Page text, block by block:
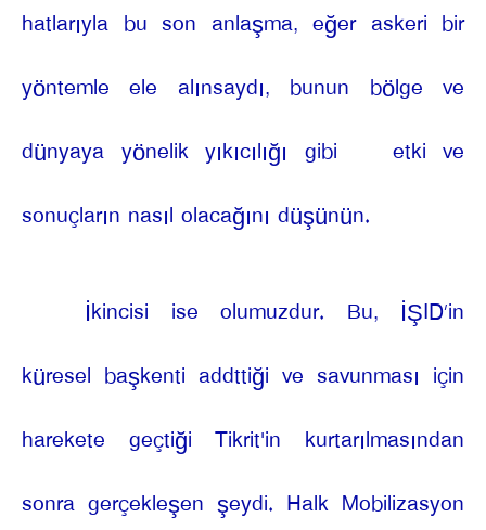
hatlarıyla bu son anlaşma, eğer askeri bir
yöntemle ele alınsaydı, bunun bölge ve
dünyaya yönelik yıkıcılığı gibi
etki ve
sonuçların nasıl olacağını düşünün.
İkincisi ise olumuzdur. Bu, İŞID’in
küresel başkenti addttiği ve savunması için
harekete geçtiği Tikrit'in kurtarılmasından
sonra gerçekleşen şeydi. Halk Mobilizasyon